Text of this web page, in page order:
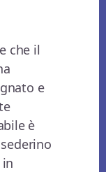
che il
e
è